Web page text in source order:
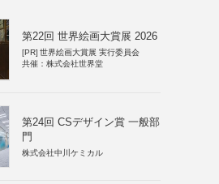
第22回 世界絵画大賞展 2026
[PR] 世界絵画大賞展 実行委員会
共催：株式会社世界堂
第24回 CSデザイン賞 一般部
門
株式会社中川ケミカル